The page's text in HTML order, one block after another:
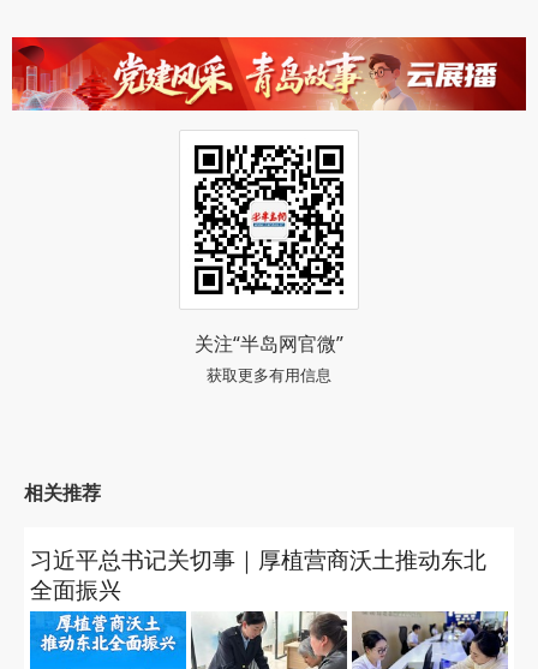
关注“半岛网官微”
获取更多有用信息
相关推荐
习近平总书记关切事｜厚植营商沃土推动东北
全面振兴